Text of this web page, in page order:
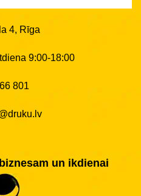
4, Rīga
9:00-18:00
801
un ikdienai